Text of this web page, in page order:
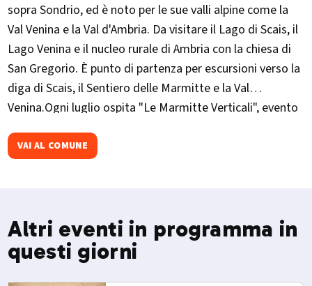
sopra Sondrio, ed è noto per le sue valli alpine come la
Val Venina e la Val d'Ambria. Da visitare il Lago di Scais, il
Lago Venina e il nucleo rurale di Ambria con la chiesa di
San Gregorio. È punto di partenza per escursioni verso la
diga di Scais, il Sentiero delle Marmitte e la Val
Venina.Ogni luglio ospita "Le Marmitte Verticali", evento
Serio
VAI AL COMUNE
Altri eventi in programma in
questi giorni